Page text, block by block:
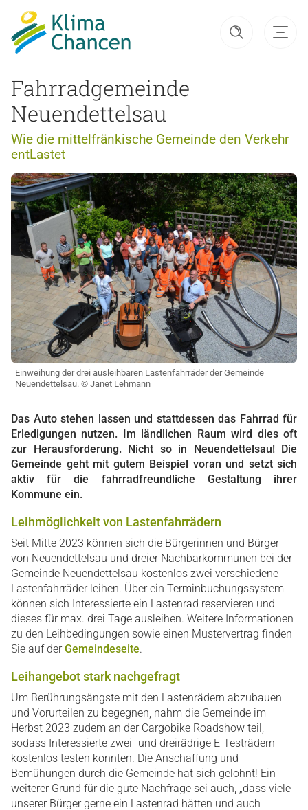
Fahrradgemeinde
Neuendettelsau
Wie die mittelfränkische Gemeinde den Verkehr
entLastet
Einweihung der drei ausleihbaren Lastenfahrräder der Gemeinde
Neuendettelsau. © Janet Lehmann
Das Auto stehen lassen und stattdessen das Fahrrad für
Erledigungen nutzen. Im ländlichen Raum wird dies oft
zur Herausforderung. Nicht so in Neuendettelsau! Die
Gemeinde geht mit gutem Beispiel voran und setzt sich
aktiv für die fahrradfreundliche Gestaltung ihrer
Kommune ein.
Leihmöglichkeit von Lastenfahrrädern
Seit Mitte 2023 können sich die Bürgerinnen und Bürger
von Neuendettelsau und dreier Nachbarkommunen bei der
Gemeinde Neuendettelsau kostenlos zwei verschiedene
Lastenfahrräder leihen. Über ein Terminbuchungssystem
können sich Interessierte ein Lastenrad reservieren und
dieses für max. drei Tage ausleihen. Weitere Informationen
zu den Leihbedingungen sowie einen Mustervertrag finden
Sie auf derGemeindeseite.
Leihangebot stark nachgefragt
Um Berührungsängste mit den Lastenrädern abzubauen
und Vorurteilen zu begegnen, nahm die Gemeinde im
Herbst 2023 zudem an der Cargobike Roadshow teil,
sodass Interessierte zwei- und dreirädrige E-Testrädern
kostenlos testen konnten. Die Anschaffung und
Bemühungen durch die Gemeinde hat sich gelohnt! Ein
weiterer Grund für die gute Nachfrage sei auch, „dass viele
unserer Bürger gerne ein Lastenrad hätten und auch